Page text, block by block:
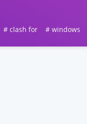
clash for windows